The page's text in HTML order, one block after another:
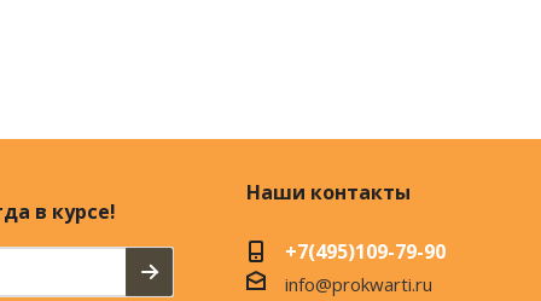
в курсе!
Наши контакты
+7(495)109-79-90
info@prokwarti.ru